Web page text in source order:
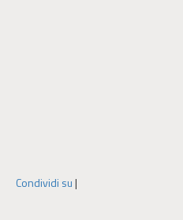
Condividi su|